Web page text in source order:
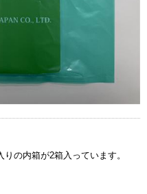
の内箱が2箱入っています。